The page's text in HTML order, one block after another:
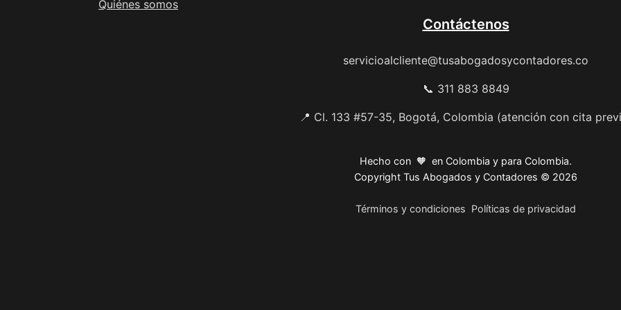
Quiénes somos
Contáctenos
servicioalcliente@tusabogadosycontadores.co
📞 311 883 8849
📍 Cl. 133 #57-35, Bogotá, Colombia (atención con cita
Hecho con 🧡 en Colombia y para Colombia.
Copyright Tus Abogados y Contadores © 2026
Términos y condiciones Políticas de privacidad